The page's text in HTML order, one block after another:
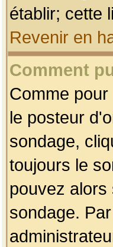
établir; cette
Revenir en
Comment
Comme
le posteur
sondage,
toujours le
pouvez alors
sondage.